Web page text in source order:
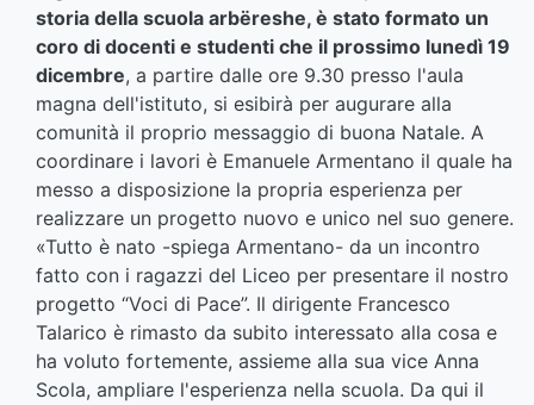
storia della scuola arbëreshe, è stato formato un
coro di docenti e studenti che il prossimo lunedì 19
dicembre, a partire dalle ore 9.30 presso l'aula
magna dell'istituto, si esibirà per augurare alla
comunità il proprio messaggio di buona Natale. A
coordinare i lavori è Emanuele Armentano il quale ha
messo a disposizione la propria esperienza per
realizzare un progetto nuovo e unico nel suo genere.
«Tutto è nato -spiega Armentano- da un incontro
fatto con i ragazzi del Liceo per presentare il nostro
progetto “Voci di Pace”. Il dirigente Francesco
Talarico è rimasto da subito interessato alla cosa e
ha voluto fortemente, assieme alla sua vice Anna
Scola, ampliare l'esperienza nella scuola. Da qui il